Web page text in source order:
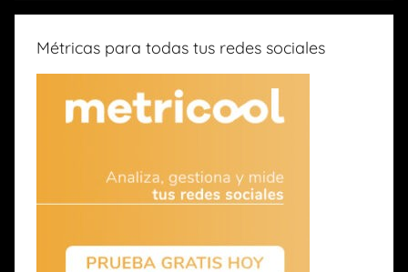
Métricas para todas tus redes sociales